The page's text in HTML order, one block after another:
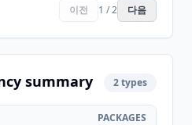
이전 1 / 2 다음
summary 2 types
PACKAGES